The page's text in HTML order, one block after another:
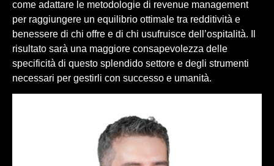
come adattare le metodologie di revenue management
per raggiungere un equilibrio ottimale tra redditività e
benessere di chi offre e di chi usufruisce dell’ospitalità. Il
risultato sarà una maggiore consapevolezza delle
specificità di questo splendido settore e degli strumenti
necessari per gestirli con successo e umanità.